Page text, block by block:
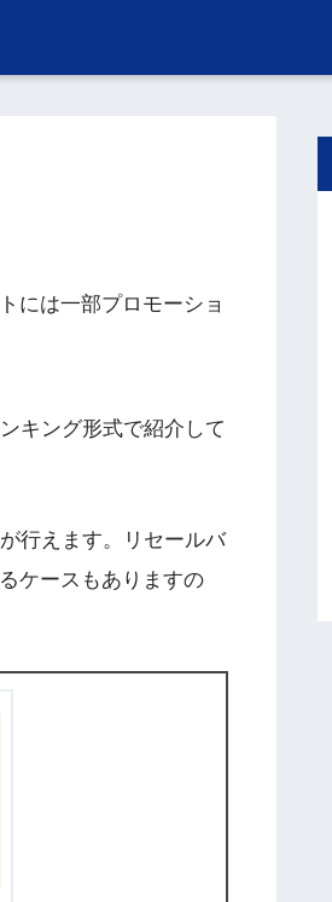
には一部プロモーショ
キング形式で紹介して
行えます。リセールバ
ケースもありますの